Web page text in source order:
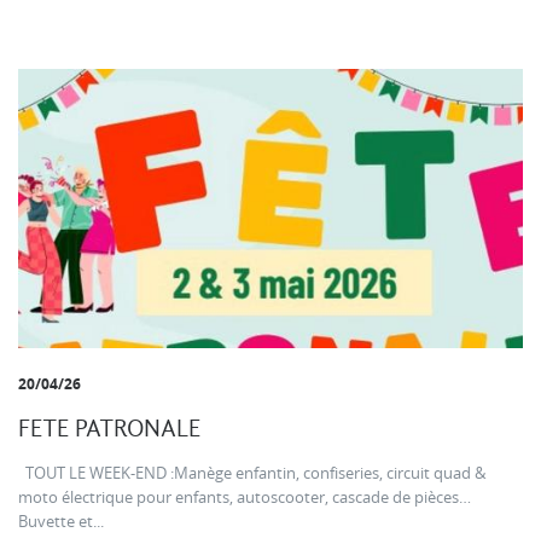
20/04/26
FETE PATRONALE
TOUT LE WEEK-END :Manège enfantin, confiseries, circuit quad &
moto électrique pour enfants, autoscooter, cascade de pièces…
Buvette et...